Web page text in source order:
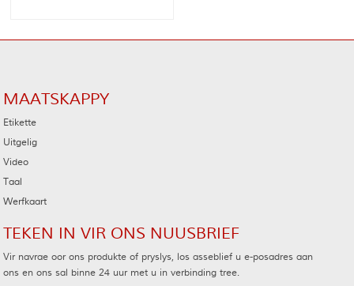
MAATSKAPPY
Etikette
Uitgelig
Video
Taal
Werfkaart
TEKEN IN VIR ONS NUUSBRIEF
Vir navrae oor ons produkte of pryslys, los asseblief u e-posadres aan
ons en ons sal binne 24 uur met u in verbinding tree.